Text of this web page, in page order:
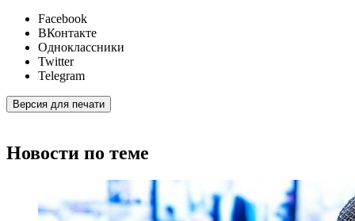
Facebook
ВКонтакте
Одноклассники
Twitter
Telegram
Версия для печати
Новости по теме